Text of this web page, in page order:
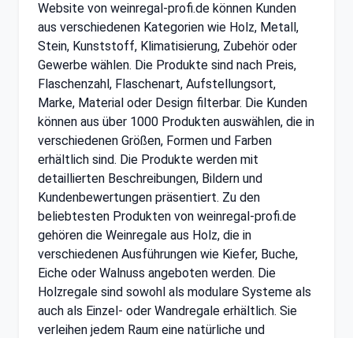
Website von weinregal-profi.de können Kunden
aus verschiedenen Kategorien wie Holz, Metall,
Stein, Kunststoff, Klimatisierung, Zubehör oder
Gewerbe wählen. Die Produkte sind nach Preis,
Flaschenzahl, Flaschenart, Aufstellungsort,
Marke, Material oder Design filterbar. Die Kunden
können aus über 1000 Produkten auswählen, die in
verschiedenen Größen, Formen und Farben
erhältlich sind. Die Produkte werden mit
detaillierten Beschreibungen, Bildern und
Kundenbewertungen präsentiert. Zu den
beliebtesten Produkten von weinregal-profi.de
gehören die Weinregale aus Holz, die in
verschiedenen Ausführungen wie Kiefer, Buche,
Eiche oder Walnuss angeboten werden. Die
Holzregale sind sowohl als modulare Systeme als
auch als Einzel- oder Wandregale erhältlich. Sie
verleihen jedem Raum eine natürliche und